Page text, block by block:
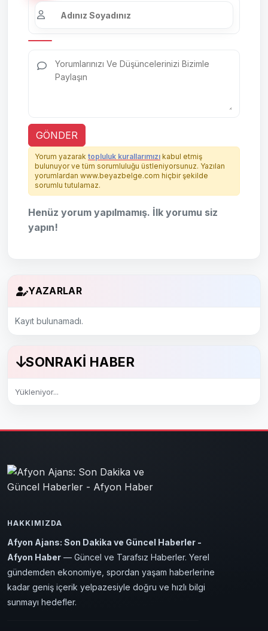
GÖNDER
Yorum yazarak topluluk kurallarımızı kabul etmiş
bulunuyor ve tüm sorumluluğu üstleniyorsunuz. Yazılan
yorumlardan www.beyazbelge.com hiçbir şekilde
sorumlu tutulamaz.
Henüz yorum yapılmamış. İlk yorumu siz
yapın!
YAZARLAR
Kayıt bulunamadı.
SONRAKI HABER
Yükleniyor...
HAKKIMIZDA
Afyon Ajans: Son Dakika ve Güncel Haberler -
Afyon Haber — Güncel ve Tarafsız Haberler. Yerel
gündemden ekonomiye, spordan yaşam haberlerine
kadar geniş içerik yelpazesiyle doğru ve hızlı bilgi
sunmayı hedefler.